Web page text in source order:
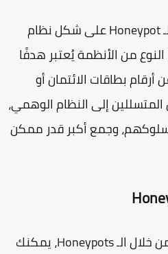
لنأخذ مثالًا عمليًا: قد يكون الـ Honeypot على شكل نظام
من الأنظمة يُعتبر هدفًا
بطاقات الائتمان أو
إلى النظام الوهمي،
وجمع أكبر قدر ممكن
: من خلال الـ Honeypots، يمكنك